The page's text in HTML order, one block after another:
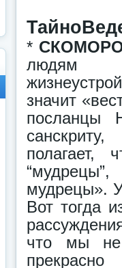
*
людям
значит
посланцы
полагает,
мудрецы». У
Вот тогда
что мы не